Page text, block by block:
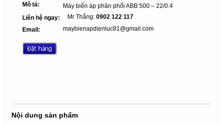
Mô tả:
Máy biến áp phân phối ABB 500 – 22/0.4
Liên hệ ngay:
Mr Thắng: 0902 122 117
Email:
maybienapdienluc81@gmail.com
Nội dung sản phẩm